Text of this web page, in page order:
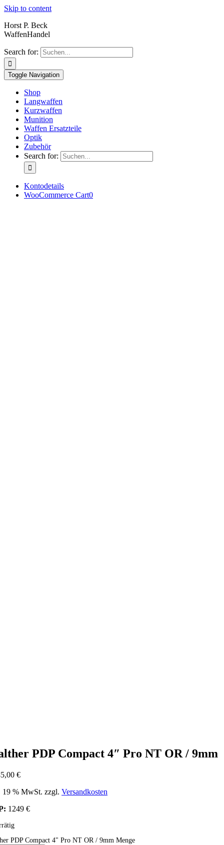
Skip to content
Horst P. Beck
WaffenHandel
Search for:
Toggle Navigation
Shop
Langwaffen
Kurzwaffen
Munition
Waffen Ersatzteile
Optik
Zubehör
Search for:
Kontodetails
WooCommerce Cart0
PDP Compact 4″ Pro NT OR / 9mm
€
19 % MwSt. zzgl. Versandkosten
1249 €
PDP Compact 4" Pro NT OR / 9mm Menge